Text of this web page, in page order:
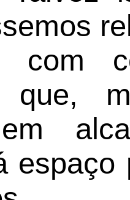
com
que,
espaço